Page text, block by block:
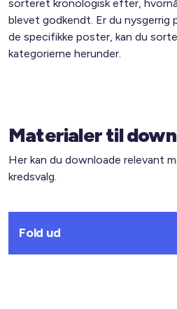
sorteret kronologisk efter,
blevet godkendt. Er du nysgerrig
de specifikke poster, kan du
kategorierne herunder.
Materialer til
Her kan du downloade relevant
kredsvalg.
Fold ud